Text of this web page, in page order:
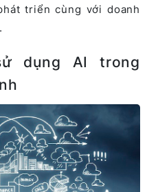
triển cùng với doanh
dụng AI trong